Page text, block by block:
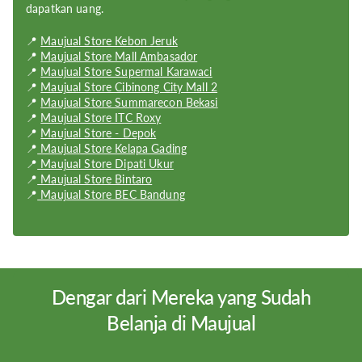
Display Size:6.43 inches
Display Type:AMOLED; 90Hz; HDR10+; 800 nits (peak)
Weight:179 g
Dimension:160.6 x 73.4 x 7.7 mm
OS:Android OS
dapatkan uang.
📍 Maujual Store Kebon Jeruk
📍 Maujual Store Mall Ambasador
📍 Maujual Store Supermal Karawaci
📍 Maujual Store Cibinong City Mall 2
📍 Maujual Store Summarecon Bekasi
📍 Maujual Store ITC Roxy
📍 Maujual Store - Depok
📍 Maujual Store Kelapa Gading
📍 Maujual Store Dipati Ukur
📍 Maujual Store Bintaro
📍 Maujual Store BEC Bandung
Dengar dari Mereka yang Sudah
Belanja di Maujual